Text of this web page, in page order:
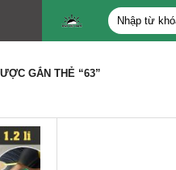
Tìm
kiếm:
GẮN THẺ “63”